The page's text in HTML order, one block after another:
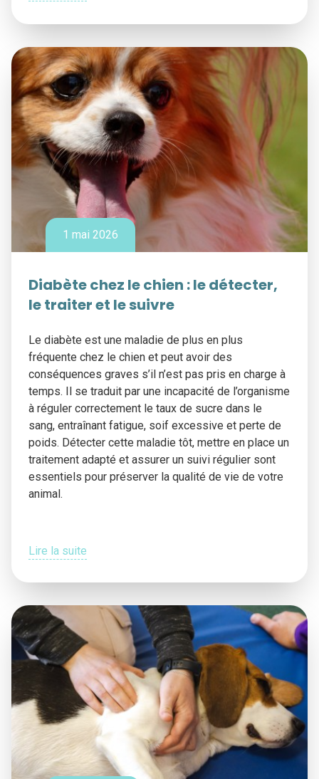
1 mai 2026
Diabète chez le chien : le détecter,
le traiter et le suivre
Le diabète est une maladie de plus en plus
fréquente chez le chien et peut avoir des
conséquences graves s’il n’est pas pris en charge à
temps. Il se traduit par une incapacité de l’organisme
à réguler correctement le taux de sucre dans le
sang, entraînant fatigue, soif excessive et perte de
poids. Détecter cette maladie tôt, mettre en place un
traitement adapté et assurer un suivi régulier sont
essentiels pour préserver la qualité de vie de votre
animal.
Lire la suite